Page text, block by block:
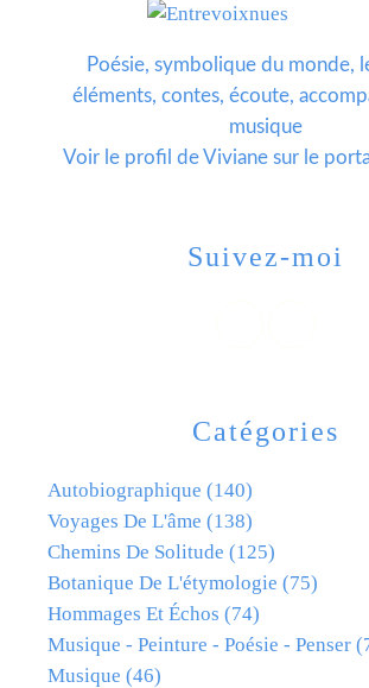
Catégories
Autobiographique (140)
Voyages De L'âme (138)
Chemins De Solitude (125)
Botanique De L'étymologie (75)
Hommages Et Échos (74)
Musique - Peinture - Poésie - Penser
Musique (46)
Poésie, symbolique du monde,
éléments, contes, écoute,
musique
Voir le profil deVivianesur le
Suivez-moi